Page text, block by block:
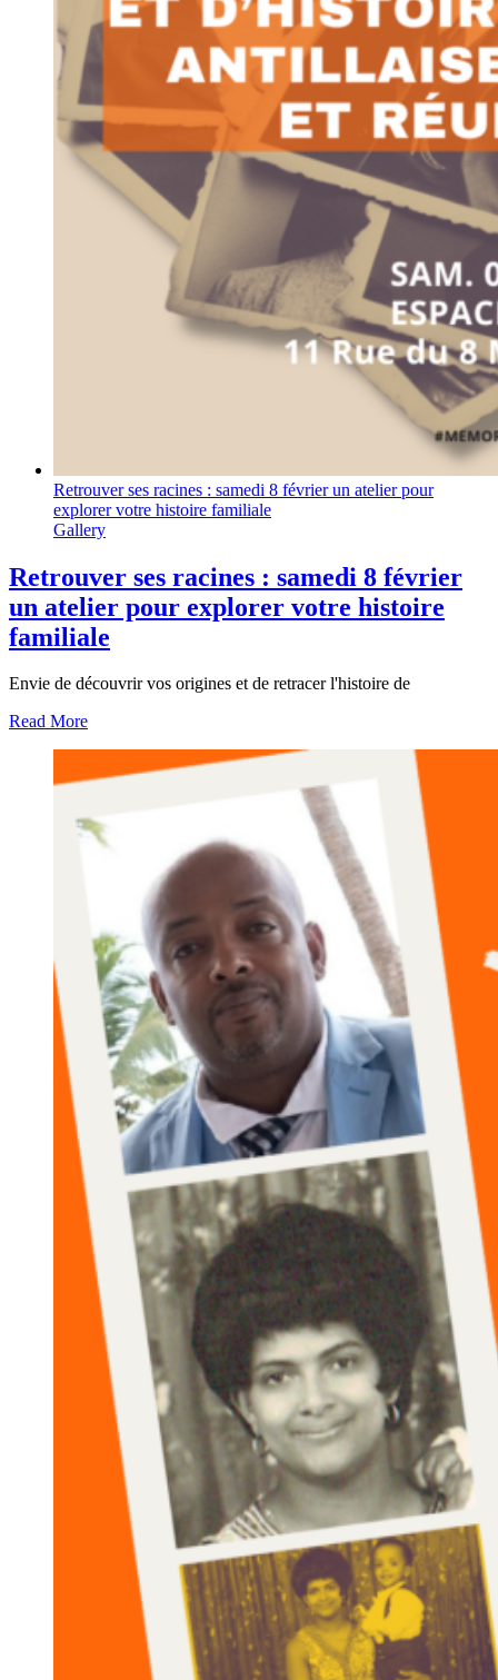
Retrouver ses racines : samedi 8 février un atelier pour
explorer votre histoire familiale
Gallery
Retrouver ses racines : samedi 8 février
un atelier pour explorer votre histoire
familiale
Envie de découvrir vos origines et de retracer l'histoire de
Read More